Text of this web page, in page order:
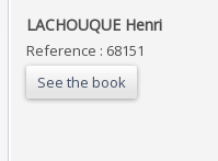
‎LACHOUQUE Henri‎
Reference : 68151
See the book